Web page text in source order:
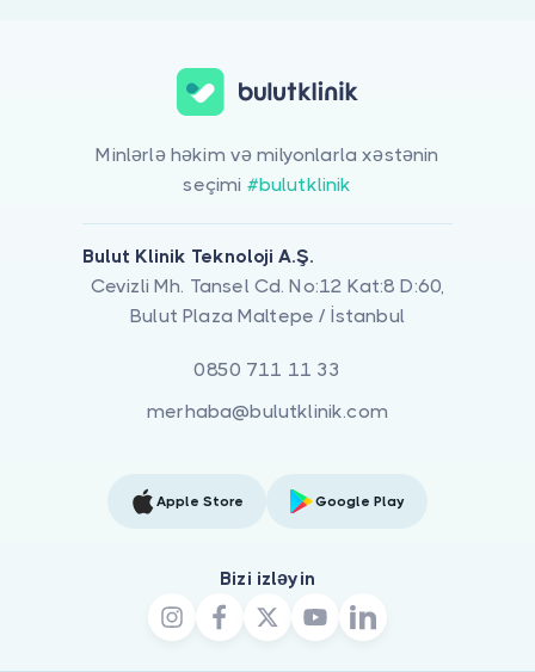
Minlərlə həkim və milyonlarla xəstənin
seçimi #bulutklinik
Bulut Klinik Teknoloji A.Ş.
Cevizli Mh. Tansel Cd. No:12 Kat:8 D:60,
Bulut Plaza Maltepe / İstanbul
0850 711 11 33
merhaba@bulutklinik.com
Apple Store Google Play
Bizi izləyin